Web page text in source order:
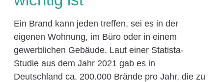
Ein Brand kann jeden treffen, sei es in der
eigenen Wohnung, im Büro oder in einem
gewerblichen Gebäude. Laut einer Statista-
Studie aus dem Jahr 2021 gab es in
Deutschland ca. 200.000 Brände pro Jahr, die zu